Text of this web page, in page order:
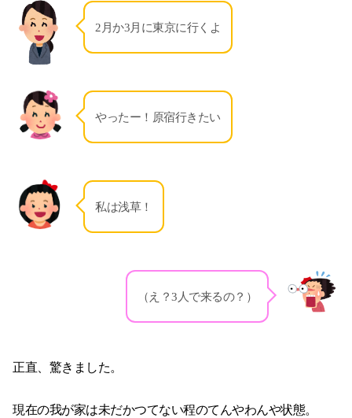
2月か3月に東京に行くよ
やったー！原宿行きたい
私は浅草！
（え？3人で来るの？）
正直、驚きました。
現在の我が家は未だかつてない程のてんやわんや状態。